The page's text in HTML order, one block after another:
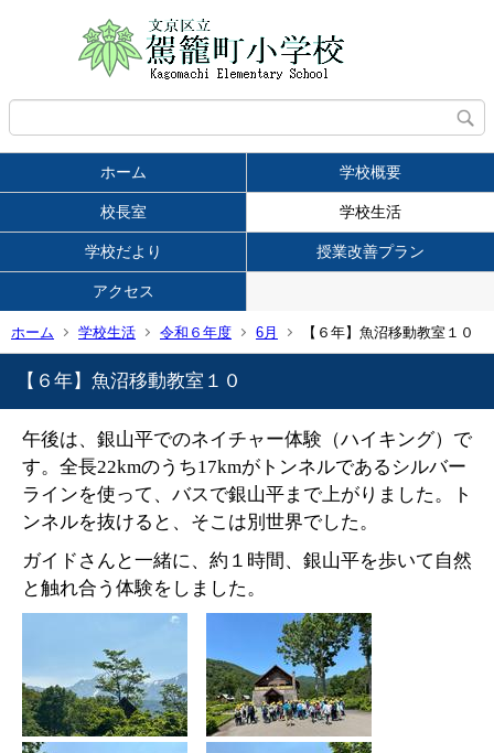
ホーム 学校概要
校長室 学校生活
学校だより 授業改善プラン
アクセス
ホーム 学校生活 令和６年度 6月 【６年】魚沼移動教室１０
【６年】魚沼移動教室１０
午後は、銀山平でのネイチャー体験（ハイキング）で
す。全長22kmのうち17kmがトンネルであるシルバー
ラインを使って、バスで銀山平まで上がりました。ト
ンネルを抜けると、そこは別世界でした。
ガイドさんと一緒に、約１時間、銀山平を歩いて自然
と触れ合う体験をしました。